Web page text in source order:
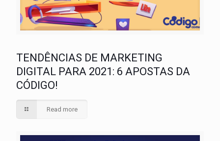
TENDÊNCIAS DE MARKETING
DIGITAL PARA 2021: 6 APOSTAS DA
CÓDIGO!
Read more